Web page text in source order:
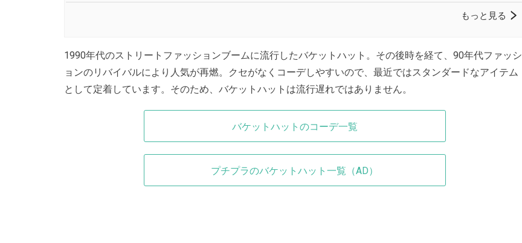
1990年代のストリートファッションブームに流行したバケットハット。その後時を経て、90年代ファッシ
ョンのリバイバルにより人気が再燃。クセがなくコーデしやすいので、最近ではスタンダードなアイテム
として定着しています。そのため、バケットハットは流行遅れではありません。
バケットハットのコーデ一覧
プチプラのバケットハット一覧（AD）